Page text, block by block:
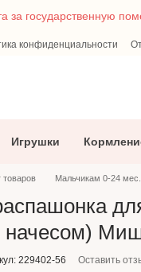
за государственную
конфиденциальности
Игрушки
товаров Мальчикам 0-24 мес.
начесом)
229402-56 Оставить